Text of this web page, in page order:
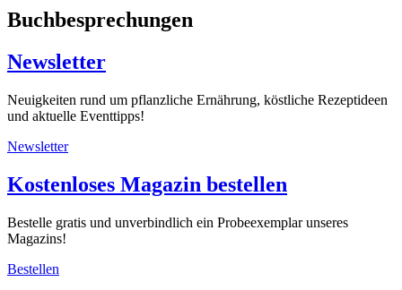
Buchbesprechungen
Newsletter
Neuigkeiten rund um pflanzliche Ernährung, köstliche Rezeptideen
und aktuelle Eventtipps!
Newsletter
Kostenloses Magazin bestellen
Bestelle gratis und unverbindlich ein Probeexemplar unseres
Magazins!
Bestellen